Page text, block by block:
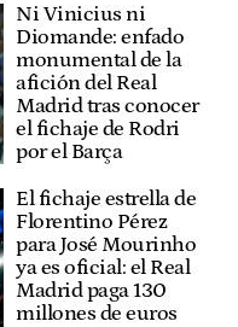
Ni Vinicius ni
Diomande: enfado
monumental de la
afición del Real
Madrid tras conocer
el fichaje de Rodri
por el Barça
El fichaje estrella de
Florentino Pérez
para José Mourinho
ya es oficial: el Real
Madrid paga 130
millones de euros